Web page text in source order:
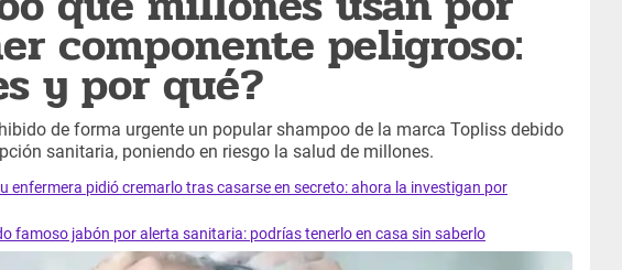
componente peligroso:
y por qué?
de forma urgente un popular shampoo de la marca Topliss debido
sanitaria, poniendo en riesgo la salud de millones.
enfermera pidió cremarlo tras casarse en secreto: ahora la investigan por
famoso jabón por alerta sanitaria: podrías tenerlo en casa sin saberlo